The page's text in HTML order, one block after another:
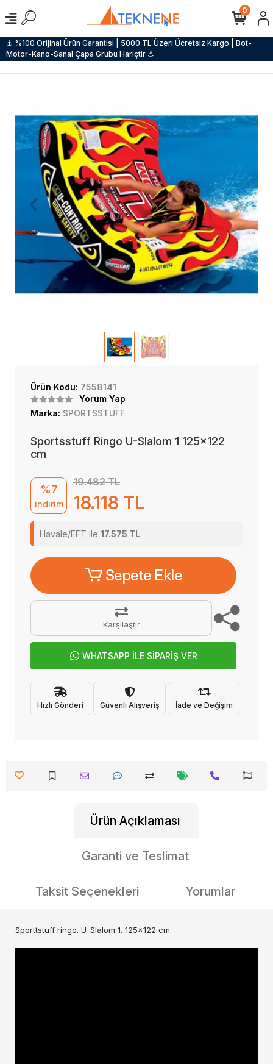
⚓ %100 Orijinal Ürün Garantisi | 5000 TL Üzeri Ücretsiz Kargo | Bot-
Motor-Kano-Sanal Çapa Grubu Hariçtir ⚓
0
Ürün Kodu: 7558141
Yorum Yap
Marka: SPORTSSTUFF
Sportsstuff Ringo U-Slalom 1 125x122
cm
%7
indirim
19.482 TL
18.118 TL
Havale/EFT ile 17.575 TL
Sepete Ekle
Karşılaştır
WHATSAPP İLE SİPARİŞ VER
Hızlı Gönderi Güvenli Alışveriş İade ve Değişim
Ürün Açıklaması
Garanti ve Teslimat
Taksit Seçenekleri Yorumlar
Sporttstuff ringo. U-Slalom 1. 125x122 cm.